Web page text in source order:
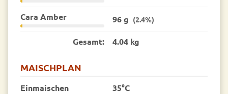
Cara Amber 96 g (2.4%)
Gesamt: 4.04 kg
MAISCHPLAN
Einmaischen
35°C